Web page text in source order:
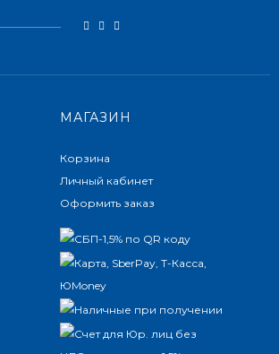
МАГАЗИН
Корзина
Личный кабинет
Оформить заказ